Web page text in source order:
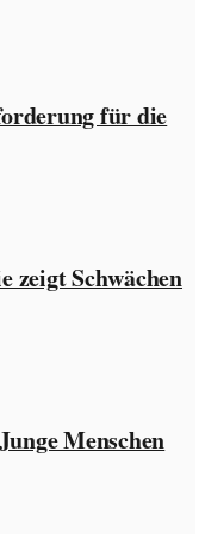
für die
zeigt Schwächen
Menschen